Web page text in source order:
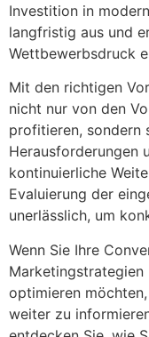
Investition in
langfristig aus und
Wettbewerbsdruck
Mit den richtigen
nicht nur von den
profitieren, sondern
Herausforderungen
kontinuierliche
Evaluierung der
unerlässlich, um
Wenn Sie Ihre
optimieren
weiter zu